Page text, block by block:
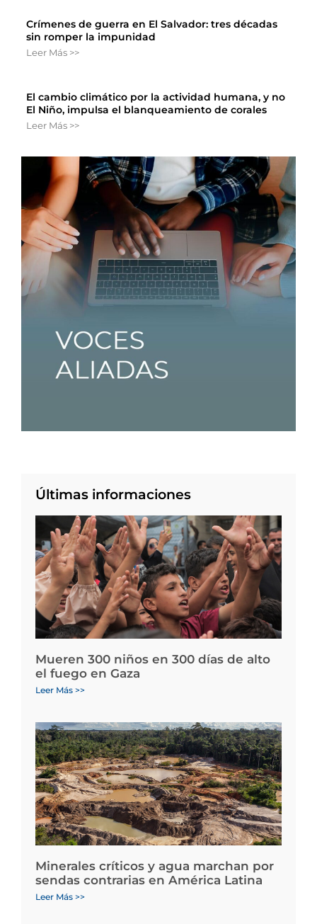
Crímenes de guerra en El Salvador: tres décadas
sin romper la impunidad
Leer Más >>
El cambio climático por la actividad humana, y no
El Niño, impulsa el blanqueamiento de corales
Leer Más >>
Últimas informaciones
Mueren 300 niños en 300 días de alto
el fuego en Gaza
Leer Más >>
Minerales críticos y agua marchan por
sendas contrarias en América Latina
Leer Más >>